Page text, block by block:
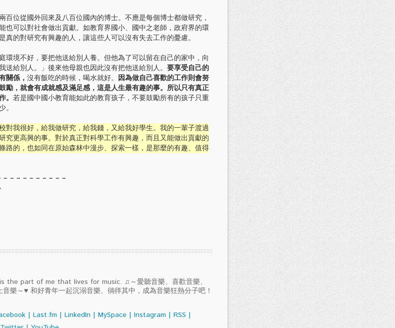
位從國外回來及八百位國內的博士。不應是每個博士都做研究，
也可以對社會做出貢獻。如教育界國小、國中之老師，政府界的環
的對研究有興趣的人，讓這些人可以沒有失去工作的憂慮。
境不好，要把他送給別人養。但他為了可以留在自己的家中，向
給別人。」後來他母親也因此沒有把他送給別人。 要享受自己的
關係， 沒有飯吃的時候，喝水就好。 因為做自己喜歡的工作則會努
勵，就會有成就感及滿足感，這是人生最有趣的事。所以只有真正
。 若是國中國小教育能如此的教育孩子，不要鼓勵所有的孩子只重
。
對我很好，給我做研究，給我錢，又給我好學生。我的一輩子渡過
究更高興的事。對於真正對科學工作有興趣，而且又能做出貢獻的
路的，也如同在原始森林中漫步、探索一樣，是那麼的有趣、值得
－－－－－－－－－
the part of me that lives for music. ♫～愛聽音樂、喜歡音樂、
樂～♥ 和好青年一起沉溺音樂、徜徉其中，成為音樂狂熱分子吧！
| Last.fm | LinkedIn | MySpace | Instagram | RSS |